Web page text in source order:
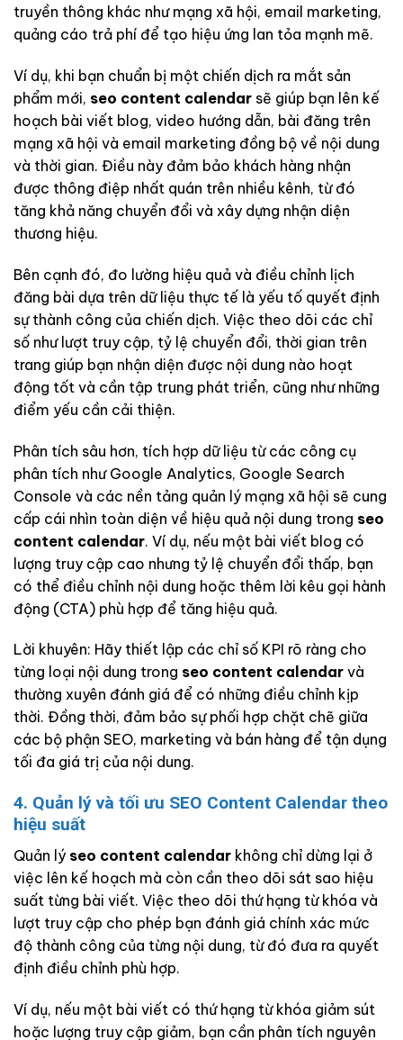
truyền thông khác như mạng xã hội, email marketing,
quảng cáo trả phí để tạo hiệu ứng lan tỏa mạnh mẽ.
Ví dụ, khi bạn chuẩn bị một chiến dịch ra mắt sản
phẩm mới, seo content calendar sẽ giúp bạn lên kế
hoạch bài viết blog, video hướng dẫn, bài đăng trên
mạng xã hội và email marketing đồng bộ về nội dung
và thời gian. Điều này đảm bảo khách hàng nhận
được thông điệp nhất quán trên nhiều kênh, từ đó
tăng khả năng chuyển đổi và xây dựng nhận diện
thương hiệu.
Bên cạnh đó, đo lường hiệu quả và điều chỉnh lịch
đăng bài dựa trên dữ liệu thực tế là yếu tố quyết định
sự thành công của chiến dịch. Việc theo dõi các chỉ
số như lượt truy cập, tỷ lệ chuyển đổi, thời gian trên
trang giúp bạn nhận diện được nội dung nào hoạt
động tốt và cần tập trung phát triển, cũng như những
điểm yếu cần cải thiện.
Phân tích sâu hơn, tích hợp dữ liệu từ các công cụ
phân tích như Google Analytics, Google Search
Console và các nền tảng quản lý mạng xã hội sẽ cung
cấp cái nhìn toàn diện về hiệu quả nội dung trong seo
content calendar. Ví dụ, nếu một bài viết blog có
lượng truy cập cao nhưng tỷ lệ chuyển đổi thấp, bạn
có thể điều chỉnh nội dung hoặc thêm lời kêu gọi hành
động (CTA) phù hợp để tăng hiệu quả.
Lời khuyên: Hãy thiết lập các chỉ số KPI rõ ràng cho
từng loại nội dung trong seo content calendar và
thường xuyên đánh giá để có những điều chỉnh kịp
thời. Đồng thời, đảm bảo sự phối hợp chặt chẽ giữa
các bộ phận SEO, marketing và bán hàng để tận dụng
tối đa giá trị của nội dung.
4. Quản lý và tối ưu SEO Content Calendar theo
hiệu suất
Quản lý seo content calendar không chỉ dừng lại ở
việc lên kế hoạch mà còn cần theo dõi sát sao hiệu
suất từng bài viết. Việc theo dõi thứ hạng từ khóa và
lượt truy cập cho phép bạn đánh giá chính xác mức
độ thành công của từng nội dung, từ đó đưa ra quyết
định điều chỉnh phù hợp.
Ví dụ, nếu một bài viết có thứ hạng từ khóa giảm sút
hoặc lượng truy cập giảm, bạn cần phân tích nguyên